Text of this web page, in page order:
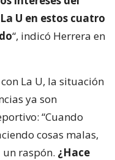
U en estos cuatro
“, indicó Herrera en
La U, la situación
ya son
“Cuando
cosas malas,
raspón. ¿Hace